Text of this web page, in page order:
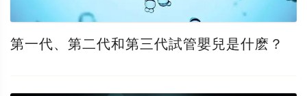
第一代、第二代和第三代試管嬰兒是什麽？